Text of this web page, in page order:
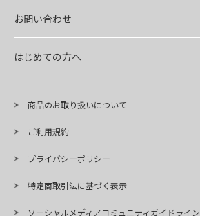
お問い合わせ
はじめての方へ
商品のお取り扱いについて
ご利用規約
プライバシーポリシー
特定商取引法に基づく表示
ソーシャルメディアコミュニティガイドライン